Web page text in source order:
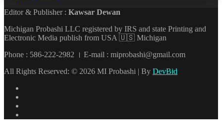
Editor & Publisher : Kawsar Dewan
Michigan Probashi LLC registered by IRS and state Printing and
Electronic Media publish from USA 🇺🇸 Michigan
Phone : 586-222-2982 । E-mail : miprobashi@gmail.com
All Rights Reserved: © 2026 MI Probashi | By DevBid